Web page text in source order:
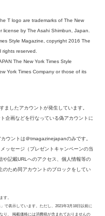
T logo are trademarks of The New
license by The Asahi Shimbun, Japan.
Style Magazine, copyright 2016 The
reserved.
The New York Times Style
York Times Company or those of its
したアカウントが発生しています。
企画などを行なっている偽アカウントに
ウントは＠tmagazinejapanのみです。
ッセージ（プレゼントキャンペーンの当
や記載URLへのアクセス、個人情報等の
のため同アカウントのブロックをしてい
す。
で表示しています。ただし、2021年3月18日以前に
り、 掲載価格には消費税が含まれておりませんの